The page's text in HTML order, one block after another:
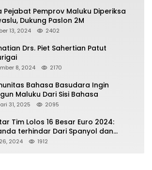
Pejabat Pemprov Maluku Diperiksa
Dukung Paslon 2M
13, 2024 2402
Drs. Piet Sahertian Patut
8, 2024 2170
Bahasa Basudara Ingin
Maluku Dari Sisi Bahasa
31, 2025 2095
Tim Lolos 16 Besar Euro 2024:
terhindar Dari Spanyol dan
Prancis Bertemu Belgia
2024 1912